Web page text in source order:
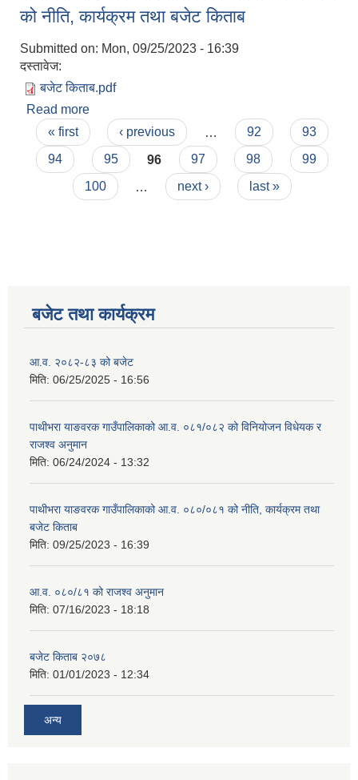
को नीति, कार्यक्रम तथा बजेट किताब
Submitted on: Mon, 09/25/2023 - 16:39
दस्तावेज:
बजेट किताब.pdf
Read more
को नीति, कार्यक्रम तथा बजेट किताब
Pages
« first ‹ previous 92
93
94
95 96 97 98
99
100
next › last »
बजेट तथा कार्यक्रम
आ.व. २०८२-८३ को बजेट
मिति: 06/25/2025 - 16:56
पाथीभरा याङवरक गाउँपालिकाको आ.व. ०८१/०८२ को विनियोजन विधेयक र
राजश्व अनुमान
मिति: 06/24/2024 - 13:32
पाथीभरा याङवरक गाउँपालिकाको आ.व. ०८०/०८१ को नीति, कार्यक्रम तथा
बजेट किताब
मिति: 09/25/2023 - 16:39
आ.व. ०८०/८१ को राजश्व अनुमान
मिति: 07/16/2023 - 18:18
बजेट किताब २०७८
मिति: 01/01/2023 - 12:34
अन्य